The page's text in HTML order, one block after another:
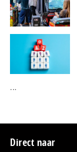
...
Footer
Direct naar